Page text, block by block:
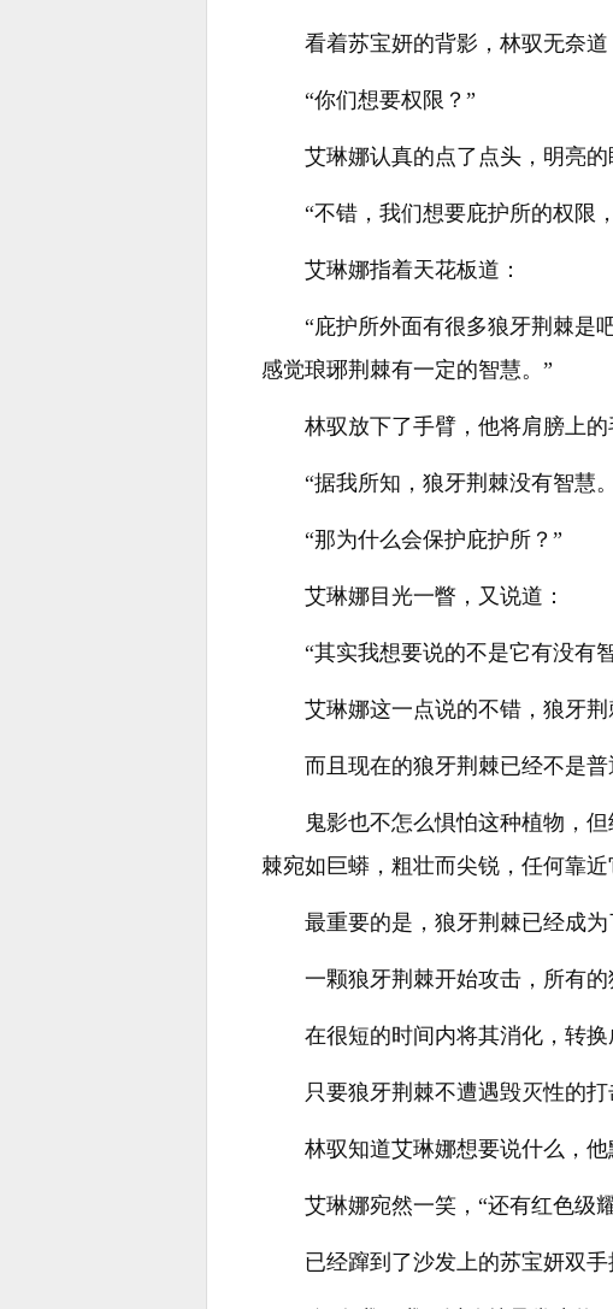
看着苏宝妍的背影，林驭无奈道
“你们想要权限？”
艾琳娜认真的点了点头，明亮的
“不错，我们想要庇护所的权限
艾琳娜指着天花板道：
“庇护所外面有很多狼牙荆棘是
感觉琅琊荆棘有一定的智慧。”
林驭放下了手臂，他将肩膀上
“据我所知，狼牙荆棘没有智慧
“那为什么会保护庇护所？”
艾琳娜目光一瞥，又说道：
“其实我想要说的不是它有没有
艾琳娜这一点说的不错，狼牙荆
而且现在的狼牙荆棘已经不是
鬼影也不怎么惧怕这种植物，
棘宛如巨蟒，粗壮而尖锐，任何靠近
最重要的是，狼牙荆棘已经成
一颗狼牙荆棘开始攻击，所有
在很短的时间内将其消化，转换
只要狼牙荆棘不遭遇毁灭性的
林驭知道艾琳娜想要说什么，
艾琳娜宛然一笑，“还有红色级
已经蹿到了沙发上的苏宝妍双